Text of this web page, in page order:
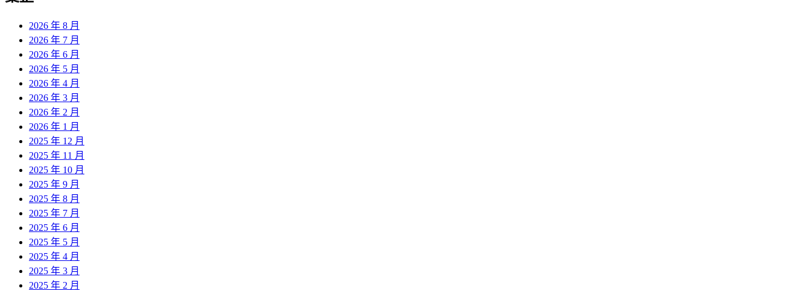
2026 年 8 月
2026 年 7 月
2026 年 6 月
2026 年 5 月
2026 年 4 月
2026 年 3 月
2026 年 2 月
2026 年 1 月
2025 年 12 月
2025 年 11 月
2025 年 10 月
2025 年 9 月
2025 年 8 月
2025 年 7 月
2025 年 6 月
2025 年 5 月
2025 年 4 月
2025 年 3 月
2025 年 2 月